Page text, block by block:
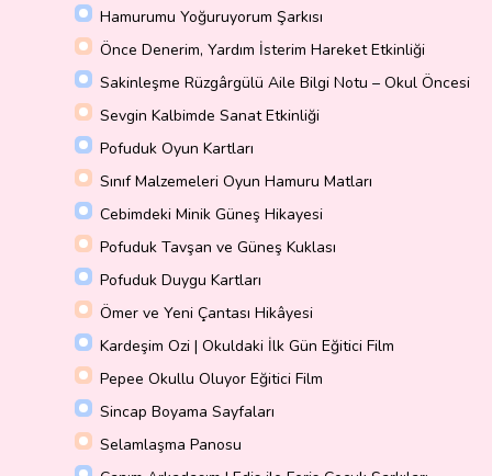
Hamurumu Yoğuruyorum Şarkısı
Önce Denerim, Yardım İsterim Hareket Etkinliği
Sakinleşme Rüzgârgülü Aile Bilgi Notu – Okul Öncesi
Sevgin Kalbimde Sanat Etkinliği
Pofuduk Oyun Kartları
Sınıf Malzemeleri Oyun Hamuru Matları
Cebimdeki Minik Güneş Hikayesi
Pofuduk Tavşan ve Güneş Kuklası
Pofuduk Duygu Kartları
Ömer ve Yeni Çantası Hikâyesi
Kardeşim Ozi | Okuldaki İlk Gün Eğitici Film
Pepee Okullu Oluyor Eğitici Film
Sincap Boyama Sayfaları
Selamlaşma Panosu